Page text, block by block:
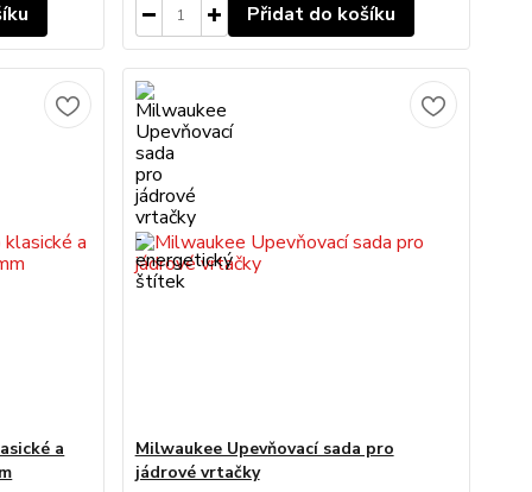
Přidat do košíku
a
Milwaukee Upevňovací sada pro
jádrové vrtačky